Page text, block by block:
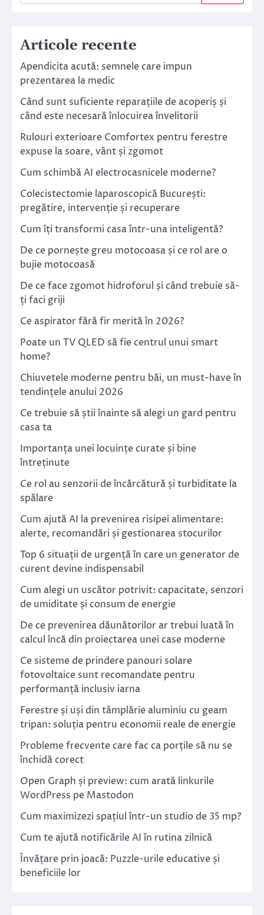
Articole recente
Apendicita acută: semnele care impun
prezentarea la medic
Când sunt suficiente reparațiile de acoperiș și
când este necesară înlocuirea învelitorii
Rulouri exterioare Comfortex pentru ferestre
expuse la soare, vânt și zgomot
Cum schimbă AI electrocasnicele moderne?
Colecistectomie laparoscopică București:
pregătire, intervenție și recuperare
Cum îți transformi casa într-una inteligentă?
De ce pornește greu motocoasa și ce rol are o
bujie motocoasă
De ce face zgomot hidroforul și când trebuie să-
ți faci griji
Ce aspirator fără fir merită în 2026?
Poate un TV QLED să fie centrul unui smart
home?
Chiuvetele moderne pentru băi, un must-have în
tendințele anului 2026
Ce trebuie să știi înainte să alegi un gard pentru
casa ta
Importanța unei locuințe curate și bine
întreținute
Ce rol au senzorii de încărcătură și turbiditate la
spălare
Cum ajută AI la prevenirea risipei alimentare:
alerte, recomandări și gestionarea stocurilor
Top 6 situații de urgență în care un generator de
curent devine indispensabil
Cum alegi un uscător potrivit: capacitate, senzori
de umiditate și consum de energie
De ce prevenirea dăunătorilor ar trebui luată în
calcul încă din proiectarea unei case moderne
Ce sisteme de prindere panouri solare
fotovoltaice sunt recomandate pentru
performanță inclusiv iarna
Ferestre și uși din tâmplărie aluminiu cu geam
tripan: soluția pentru economii reale de energie
Probleme frecvente care fac ca porțile să nu se
închidă corect
Open Graph și preview: cum arată linkurile
WordPress pe Mastodon
Cum maximizezi spațiul într-un studio de 35 mp?
Cum te ajută notificările AI în rutina zilnică
Învățare prin joacă: Puzzle-urile educative și
beneficiile lor